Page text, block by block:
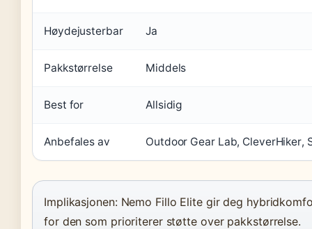
Høydejusterbar Ja
Pakkstørrelse Middels
Best for Allsidig
Anbefales av Outdoor Gear Lab, CleverHiker,
Implikasjonen: Nemo Fillo Elite gir deg
for den som prioriterer støtte over pakkstørrelse.